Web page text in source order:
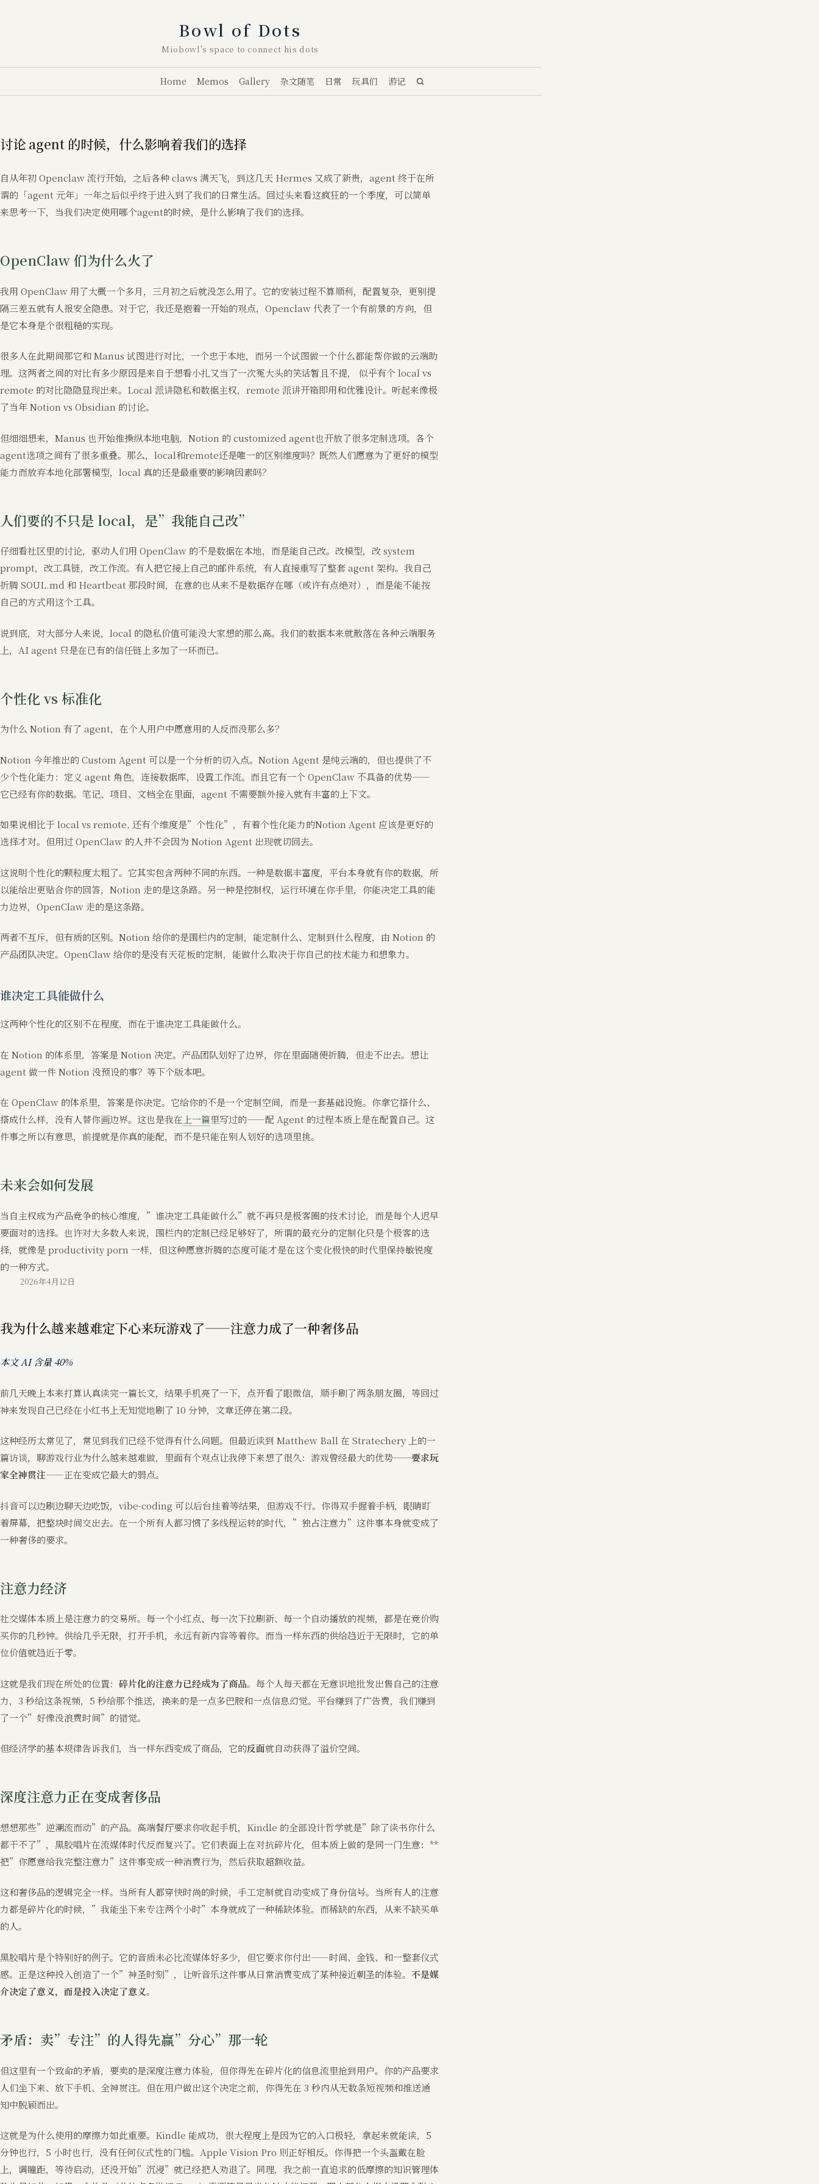
Bowl of Dots
Miobowl's space to connect his dots
Home Memos Gallery 杂文随笔 日常 玩具们 游记
讨论 agent 的时候，什么影响着我们的选择
自从年初 Openclaw 流行开始，之后各种 claws 满天飞，到这几天 Hermes 又成了新贵，agent 终于在所
谓的「agent 元年」一年之后似乎终于进入到了我们的日常生活。回过头来看这疯狂的一个季度，可以简单
来思考一下，当我们决定使用哪个agent的时候，是什么影响了我们的选择。
OpenClaw 们为什么火了
我用 OpenClaw 用了大概一个多月，三月初之后就没怎么用了。它的安装过程不算顺利，配置复杂，更别提
隔三差五就有人报安全隐患。对于它，我还是抱着一开始的观点，Openclaw 代表了一个有前景的方向，但
是它本身是个很粗糙的实现。
很多人在此期间那它和 Manus 试图进行对比，一个忠于本地，而另一个试图做一个什么都能帮你做的云端助
理。这两者之间的对比有多少原因是来自于想看小扎又当了一次冤大头的笑话暂且不提， 似乎有个 local vs
remote 的对比隐隐显现出来。Local 派讲隐私和数据主权，remote 派讲开箱即用和优雅设计。听起来像极
了当年 Notion vs Obsidian 的讨论。
但细细想来，Manus 也开始推操纵本地电脑，Notion 的 customized agent也开放了很多定制选项。各个
agent选项之间有了很多重叠。那么，local和remote还是唯一的区别维度吗？既然人们愿意为了更好的模型
能力而放弃本地化部署模型，local 真的还是最重要的影响因素吗？
人们要的不只是 local，是”我能自己改”
仔细看社区里的讨论，驱动人们用 OpenClaw 的不是数据在本地，而是能自己改。改模型，改 system
prompt，改工具链，改工作流。有人把它接上自己的邮件系统，有人直接重写了整套 agent 架构。我自己
折腾 SOUL.md 和 Heartbeat 那段时间，在意的也从来不是数据存在哪（或许有点绝对），而是能不能按
自己的方式用这个工具。
说到底，对大部分人来说，local 的隐私价值可能没大家想的那么高。我们的数据本来就散落在各种云端服务
上，AI agent 只是在已有的信任链上多加了一环而已。
个性化 vs 标准化
为什么 Notion 有了 agent，在个人用户中愿意用的人反而没那么多？
Notion 今年推出的 Custom Agent 可以是一个分析的切入点。Notion Agent 是纯云端的，但也提供了不
少个性化能力：定义 agent 角色，连接数据库，设置工作流。而且它有一个 OpenClaw 不具备的优势——
它已经有你的数据。笔记、项目、文档全在里面，agent 不需要额外接入就有丰富的上下文。
如果说相比于 local vs remote, 还有个维度是”个性化”，有着个性化能力的Notion Agent 应该是更好的
选择才对。但用过 OpenClaw 的人并不会因为 Notion Agent 出现就切回去。
这说明个性化的颗粒度太粗了。它其实包含两种不同的东西。一种是数据丰富度，平台本身就有你的数据，所
以能给出更贴合你的回答，Notion 走的是这条路。另一种是控制权，运行环境在你手里，你能决定工具的能
力边界，OpenClaw 走的是这条路。
两者不互斥，但有质的区别。Notion 给你的是围栏内的定制，能定制什么、定制到什么程度，由 Notion 的
产品团队决定。OpenClaw 给你的是没有天花板的定制，能做什么取决于你自己的技术能力和想象力。
谁决定工具能做什么
这两种个性化的区别不在程度，而在于谁决定工具能做什么。
在 Notion 的体系里，答案是 Notion 决定。产品团队划好了边界，你在里面随便折腾，但走不出去。想让
agent 做一件 Notion 没预设的事？等下个版本吧。
在 OpenClaw 的体系里，答案是你决定。它给你的不是一个定制空间，而是一套基础设施。你拿它搭什么、
搭成什么样，没有人替你画边界。这也是我在 上一篇里写过的——配 Agent 的过程本质上是在配置自己。这
件事之所以有意思，前提就是你真的能配，而不是只能在别人划好的选项里挑。
未来会如何发展
当自主权成为产品竞争的核心维度，”谁决定工具能做什么”就不再只是极客圈的技术讨论，而是每个人迟早
要面对的选择。也许对大多数人来说，围栏内的定制已经足够好了，所谓的最充分的定制化只是个极客的选
择，就像是 productivity porn 一样，但这种愿意折腾的态度可能才是在这个变化极快的时代里保持敏锐度
的一种方式。
2026年4月12日
我为什么越来越难定下心来玩游戏了——注意力成了一种奢侈品
本文 AI 含量 40%
前几天晚上本来打算认真读完一篇长文，结果手机亮了一下，点开看了眼微信，顺手刷了两条朋友圈，等回过
神来发现自己已经在小红书上无知觉地刷了 10 分钟，文章还停在第二段。
这种经历太常见了，常见到我们已经不觉得有什么问题。但最近读到 Matthew Ball 在 Stratechery 上的一
篇访谈，聊游戏行业为什么越来越难做，里面有个观点让我停下来想了很久：游戏曾经最大的优势——要求玩
家全神贯注——正在变成它最大的弱点。
抖音可以边刷边聊天边吃饭，vibe-coding 可以后台挂着等结果，但游戏不行。你得双手握着手柄，眼睛盯
着屏幕，把整块时间交出去。在一个所有人都习惯了多线程运转的时代，”独占注意力”这件事本身就变成了
一种奢侈的要求。
注意力经济
社交媒体本质上是注意力的交易所。每一个小红点、每一次下拉刷新、每一个自动播放的视频，都是在竞价购
买你的几秒钟。供给几乎无限，打开手机，永远有新内容等着你。而当一样东西的供给趋近于无限时，它的单
位价值就趋近于零。
这就是我们现在所处的位置： 碎片化的注意力已经成为了商品。每个人每天都在无意识地批发出售自己的注意
力，3 秒给这条视频，5 秒给那个推送，换来的是一点多巴胺和一点信息幻觉。平台赚到了广告费，我们赚到
了一个”好像没浪费时间”的错觉。
但经济学的基本规律告诉我们，当一样东西变成了商品，它的反面就自动获得了溢价空间。
深度注意力正在变成奢侈品
想想那些”逆潮流而动”的产品。高端餐厅要求你收起手机，Kindle 的全部设计哲学就是”除了读书你什么
都干不了”，黑胶唱片在流媒体时代反而复兴了。它们表面上在对抗碎片化，但本质上做的是同一门生意：**
把”你愿意给我完整注意力”这件事变成一种消费行为，然后获取超额收益。
这和奢侈品的逻辑完全一样。当所有人都穿快时尚的时候，手工定制就自动变成了身份信号。当所有人的注意
力都是碎片化的时候，”我能坐下来专注两个小时”本身就成了一种稀缺体验。而稀缺的东西，从来不缺买单
的人。
黑胶唱片是个特别好的例子。它的音质未必比流媒体好多少，但它要求你付出——时间、金钱、和一整套仪式
感。正是这种投入创造了一个”神圣时刻”，让听音乐这件事从日常消费变成了某种接近朝圣的体验。 不是媒
介决定了意义，而是投入决定了意义。
矛盾：卖”专注”的人得先赢”分心”那一轮
但这里有一个致命的矛盾，要卖的是深度注意力体验，但你得先在碎片化的信息流里抢到用户。你的产品要求
人们坐下来、放下手机、全神贯注。但在用户做出这个决定之前，你得先在 3 秒内从无数条短视频和推送通
知中脱颖而出。
这就是为什么使用的摩擦力如此重要。Kindle 能成功，很大程度上是因为它的入口极轻，拿起来就能读，5
分钟也行，5 小时也行，没有任何仪式性的门槛。Apple Vision Pro 则正好相反。你得把一个头盔戴在脸
上，调瞳距，等待启动，还没开始”沉浸”就已经把人劝退了。同理，我之前一直追求的低摩擦的知识管理体